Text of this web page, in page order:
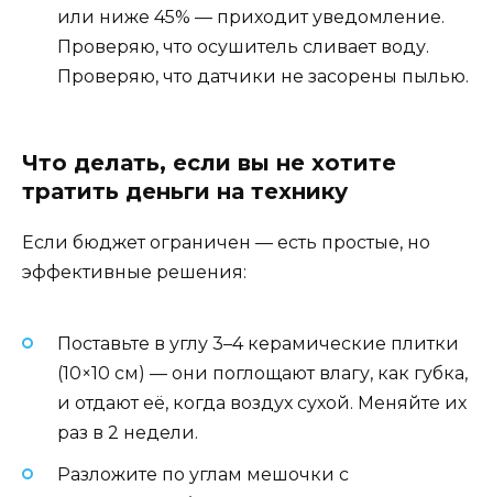
или ниже 45% — приходит уведомление.
Проверяю, что осушитель сливает воду.
Проверяю, что датчики не засорены пылью.
Что делать, если вы не хотите
тратить деньги на технику
Если бюджет ограничен — есть простые, но
эффективные решения:
Поставьте в углу 3–4 керамические плитки
(10×10 см) — они поглощают влагу, как губка,
и отдают её, когда воздух сухой. Меняйте их
раз в 2 недели.
Разложите по углам мешочки с